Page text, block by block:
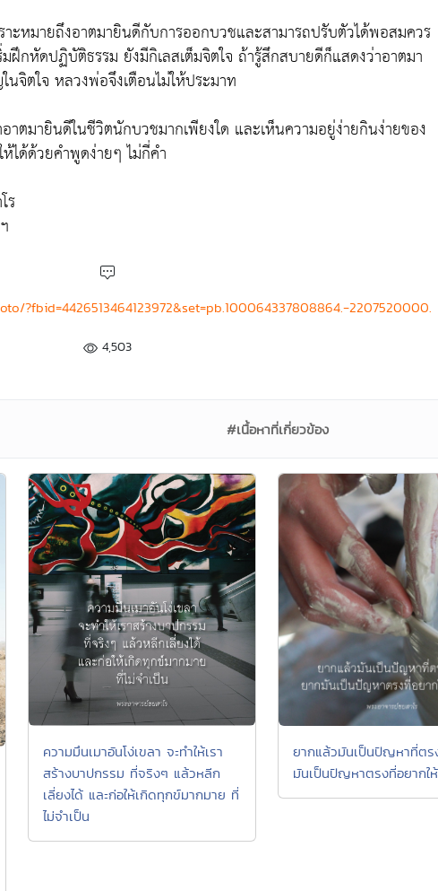
ะหมายถึงอาตมายินดีกับการออกบวชและสามารถปรับตัวได้พอสมควร
มฝึกหัดปฏิบัติธรรม ยังมีกิเลสเต็มจิตใจ ถ้ารู้สึกสบายดีก็แสดงว่าอาตมา
จิตใจ หลวงพ่อจึงเตือนไม่ให้ประมาท
าตมายินดีในชีวิตนักบวชมากเพียงใด และเห็นความอยู่ง่ายกินง่ายของ
ได้ด้วยคำพูดง่ายๆ ไม่กี่คำ
ร
?fbid=4426513464123972&set=pb.100064337808864.-2207520000.
4,503
#เนื้อหาที่เกี่ยวข้อง
ความมึนเมาอันโง่เขลา จะทำให้เรา
สร้างบาปกรรม ที่จริงๆ แล้วหลีก
เลี่ยงได้ และก่อให้เกิดทุกข์มากมาย ที่
ไม่จำเป็น
ยากแล้วมันเป็นปัญหาที่ตร
มันเป็นปัญหาตรงที่อยากใ